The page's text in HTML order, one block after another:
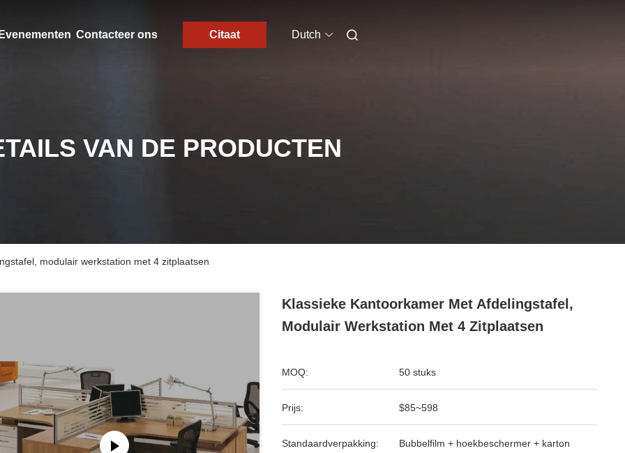
Evenementen Contacteer ons Citaat Dutch
VAN DE PRODUCTEN
modulair werkstation met 4 zitplaatsen
Klassieke Kantoorkamer Met Afdelingstafel,
Modulair Werkstation Met 4 Zitplaatsen
MOQ: 50 stuks
Prijs: $85~598
Standaardverpakking: Bubbelfilm + hoekbeschermer + karton